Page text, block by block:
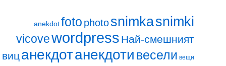
anekdotfoto photosnimkasnimki
vicovewordpress Най-смешният
вицанекдотанекдоти весели вещи